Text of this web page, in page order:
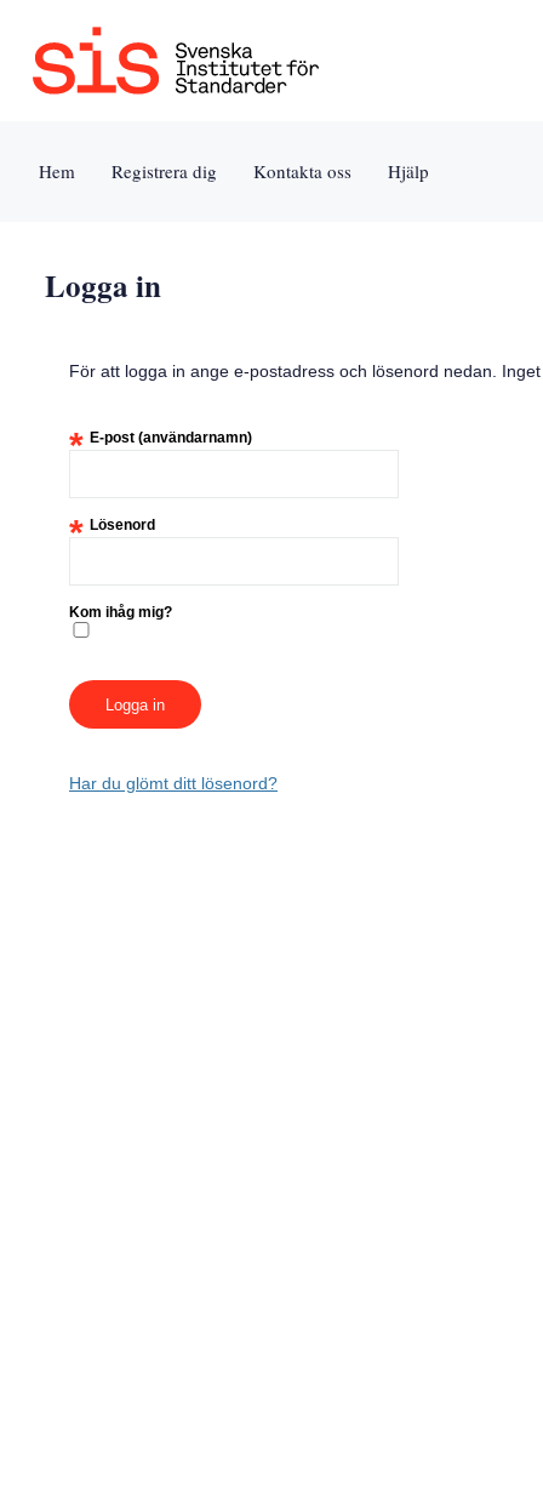
Jump
Hem Registrera dig Kontakta oss Hjälp
Logga in
För att logga in ange e-postadress och lösenord nedan.
* E-post (användarnamn)
* Lösenord
Kom ihåg mig?
Har du glömt ditt lösenord?